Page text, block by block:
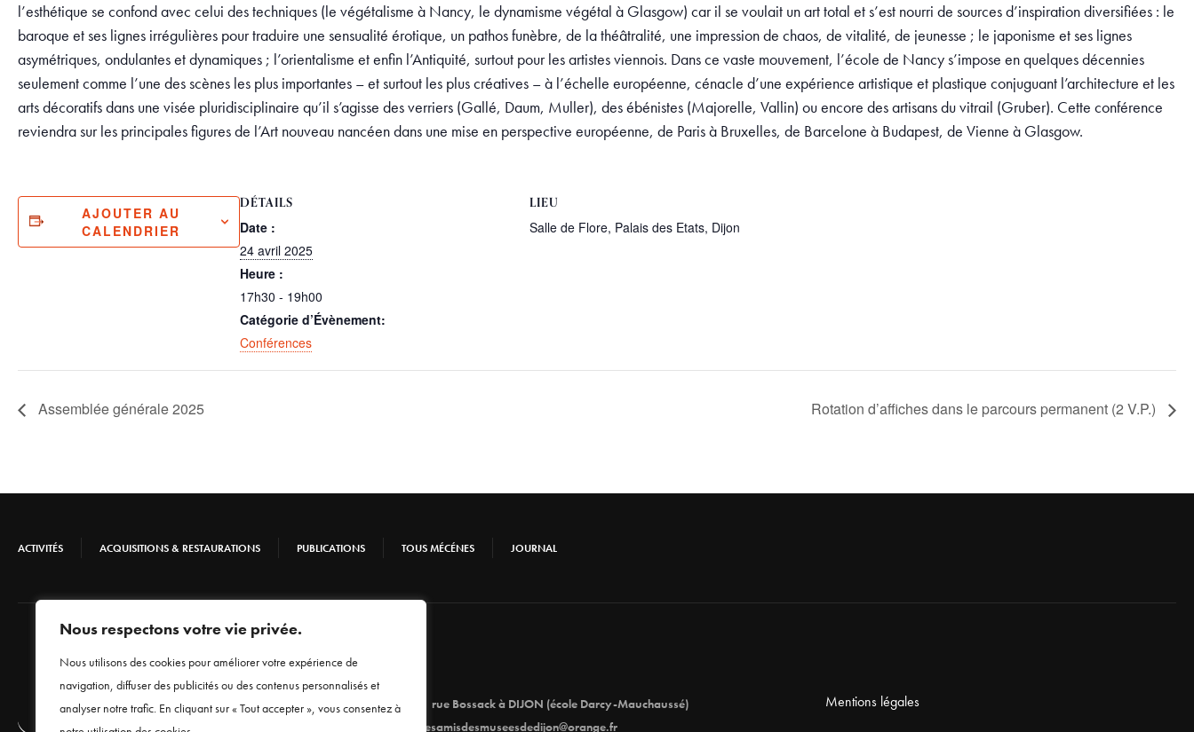
Nous respectons votre vie privée.
Nous utilisons des cookies pour améliorer votre expérience de
navigation, diffuser des publicités ou des contenus personnalisés et
analyser notre trafic. En cliquant sur « Tout accepter », vous consentez à
l’esthétique se confond avec celui des techniques (le végétalisme à Nancy, le dynamisme végétal à Glasgow) car il se voulait un art total et s’est nourri de sources d’inspiration diversifiées : le
baroque et ses lignes irrégulières pour traduire une sensualité érotique, un pathos funèbre, de la théâtralité, une impression de chaos, de vitalité, de jeunesse ; le japonisme et ses lignes
asymétriques, ondulantes et dynamiques ; l’orientalisme et enfin l’Antiquité, surtout pour les artistes viennois. Dans ce vaste mouvement, l’école de Nancy s’impose en quelques décennies
seulement comme l’une des scènes les plus importantes – et surtout les plus créatives – à l’échelle européenne, cénacle d’une expérience artistique et plastique conjuguant l’architecture et les
arts décoratifs dans une visée pluridisciplinaire qu’il s’agisse des verriers (Gallé, Daum, Muller), des ébénistes (Majorelle, Vallin) ou encore des artisans du vitrail (Gruber). Cette conférence
reviendra sur les principales figures de l’Art nouveau nancéen dans une mise en perspective européenne, de Paris à Bruxelles, de Barcelone à Budapest, de Vienne à Glasgow.
AJOUTER AU
CALENDRIER
DÉTAILS
Date :
24 avril 2025
Heure :
17h30 - 19h00
Catégorie d’Évènement:
Conférences
LIEU
Salle de Flore, Palais des Etats, Dijon
Assemblée générale 2025 Rotation d’affiches dans le parcours permanent (2 V.P.)
ACTIVITÉS ACQUISITIONS & RESTAURATIONS PUBLICATIONS TOUS MÉCÉNES JOURNAL
1 rue Bossack à DIJON (école Darcy-Mauchaussé)
lesamisdesmuseesdedijon@orange.fr
Mentions légales